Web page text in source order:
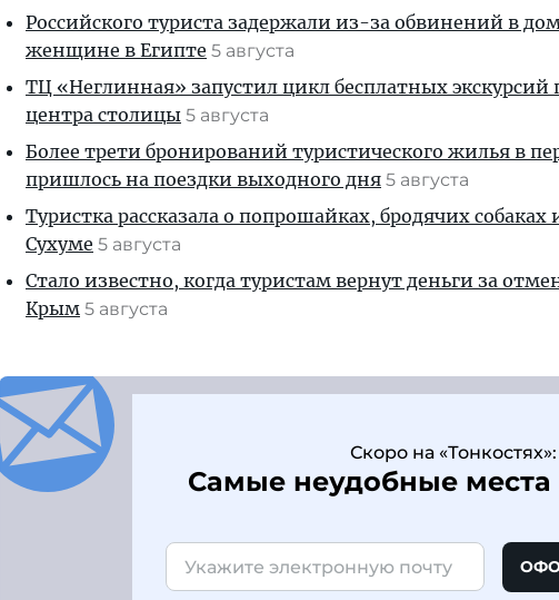
Российского туриста задержали из-за обвинений в
женщине в Египте 5 августа
ТЦ «Неглинная» запустил цикл бесплатных
центра столицы 5 августа
Более трети бронирований туристического жилья в
пришлось на поездки выходного дня 5 августа
Туристка рассказала о попрошайках, бродячих
Сухуме 5 августа
Стало известно, когда туристам вернут деньги за
Крым 5 августа
Скоро на «Тонкостях»:
Самые неудобные места